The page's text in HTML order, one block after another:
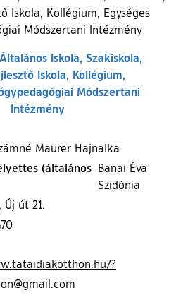
Iskola, Kollégium, Egységes
Módszertani Intézmény
Iskola, Szakiskola,
Iskola, Kollégium,
Módszertani
Intézmény
Maurer Hajnalka
(általános Banai Éva
Szidónia
Új út 21.
?